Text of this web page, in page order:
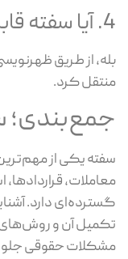
از طریق
کرد.
یکی از مهم‌ترین
قراردادها،
دارد. آشنایی
آن و روش‌های
حقوقی